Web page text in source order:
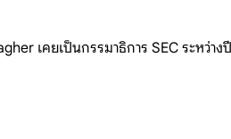
เคยเป็นกรรมาธิการ SEC ระหว่า